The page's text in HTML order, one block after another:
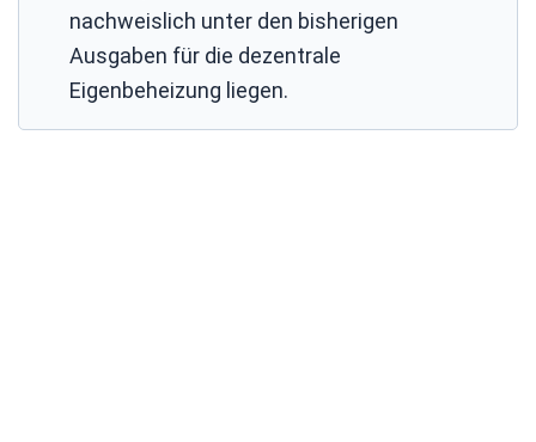
nachweislich unter den bisherigen
Ausgaben für die dezentrale
Eigenbeheizung liegen.